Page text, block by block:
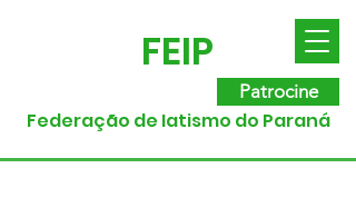
FEIP
Patrocine
Federação de Iatismo do Paraná